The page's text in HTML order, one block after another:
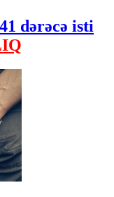
dərəcə isti